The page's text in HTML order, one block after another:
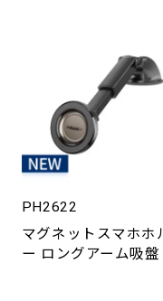
PH2622
マグネットスマホホ
ー ロングアーム吸盤